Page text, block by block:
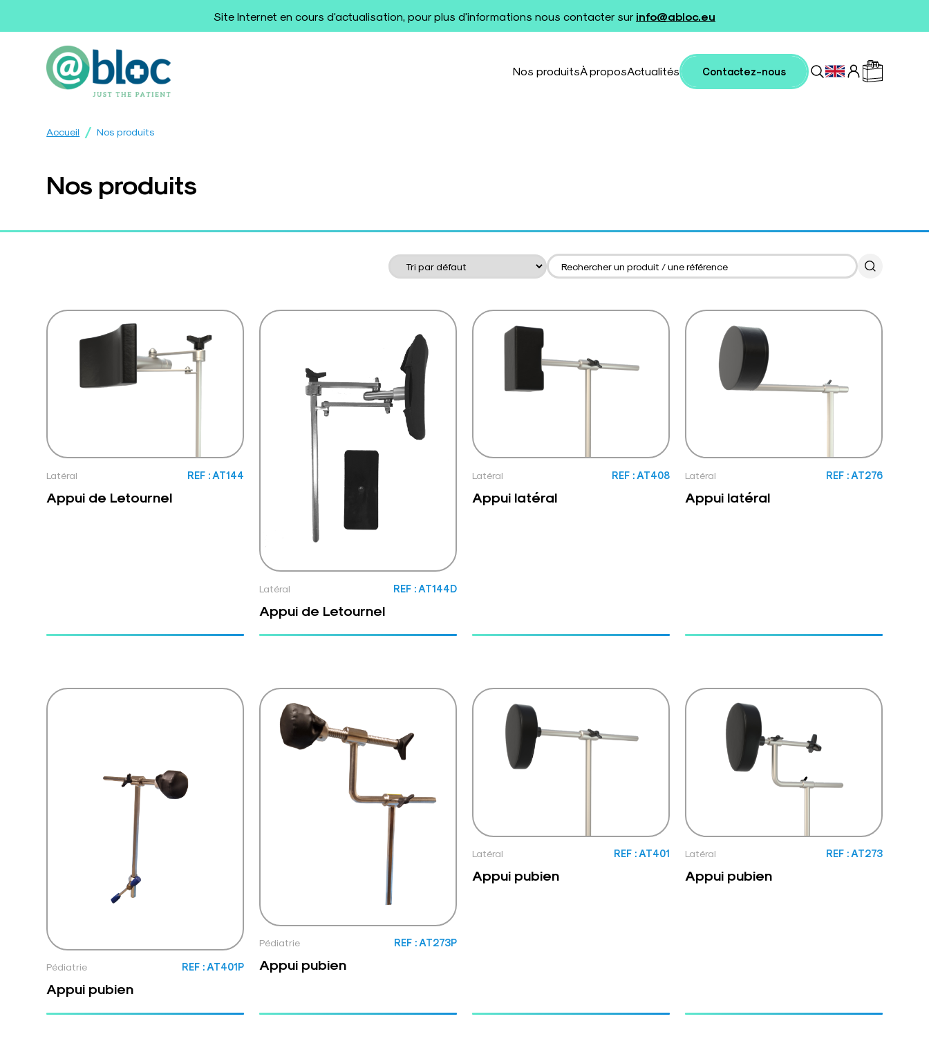
Site Internet en cours d'actualisation, pour plus d'informations nous contacter sur info@abloc.eu
Nos produitsÀ proposActualités Contactez-nous
Accueil / Nos produits
Nos produits
Latéral REF : AT144
Appui de Letournel
Latéral REF : AT144D
Appui de Letournel
Latéral REF : AT408
Appui latéral
Latéral REF : AT276
Appui latéral
Pédiatrie REF : AT401P
Appui pubien
Pédiatrie REF : AT273P
Appui pubien
Latéral REF : AT401
Appui pubien
Latéral REF : AT273
Appui pubien